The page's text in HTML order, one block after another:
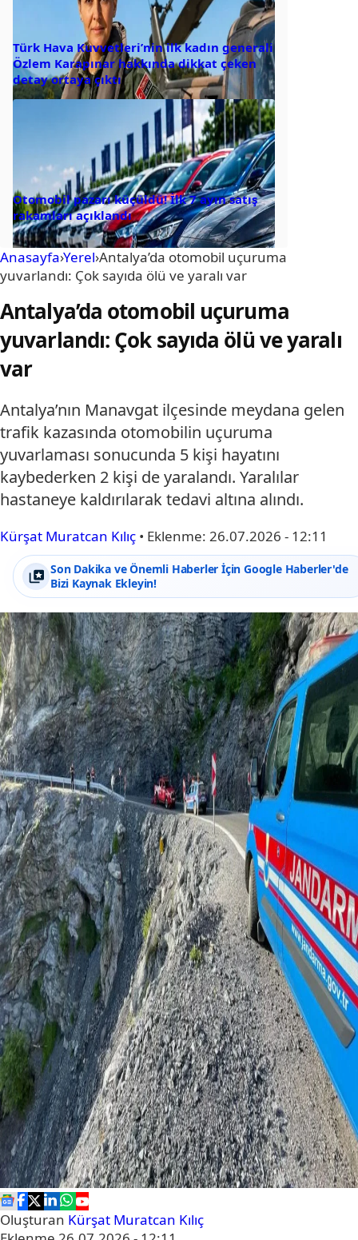
Türk Hava Kuvvetleri’nin ilk kadın generali
Özlem Karapınar hakkında dikkat çeken
detay ortaya çıktı
Otomobil pazarı küçüldü! İlk 7 ayın satış
rakamları açıklandı
Anasayfa›Yerel›Antalya’da otomobil uçuruma
yuvarlandı: Çok sayıda ölü ve yaralı var
Antalya’da otomobil uçuruma
yuvarlandı: Çok sayıda ölü ve yaralı
var
Antalya’nın Manavgat ilçesinde meydana gelen
trafik kazasında otomobilin uçuruma
yuvarlaması sonucunda 5 kişi hayatını
kaybederken 2 kişi de yaralandı. Yaralılar
hastaneye kaldırılarak tedavi altına alındı.
Kürşat Muratcan Kılıç • Eklenme: 26.07.2026 - 12:11
Son Dakika ve Önemli Haberler İçin Google Haberler'de
Bizi Kaynak Ekleyin!
Oluşturan Kürşat Muratcan Kılıç